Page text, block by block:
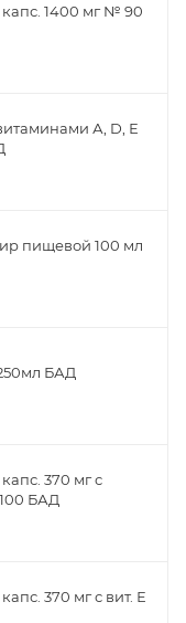
1400 мг № 90
А, D, Е
пищевой 100 мл
БАД
370 мг с
БАД
370 мг с вит. Е